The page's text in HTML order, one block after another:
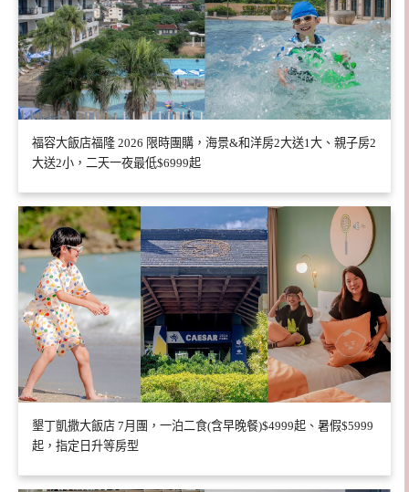
福容大飯店福隆 2026 限時團購，海景&和洋房2大送1大、親子房2
大送2小，二天一夜最低$6999起
墾丁凱撒大飯店 7月團，一泊二食(含早晚餐)$4999起、暑假$5999
起，指定日升等房型